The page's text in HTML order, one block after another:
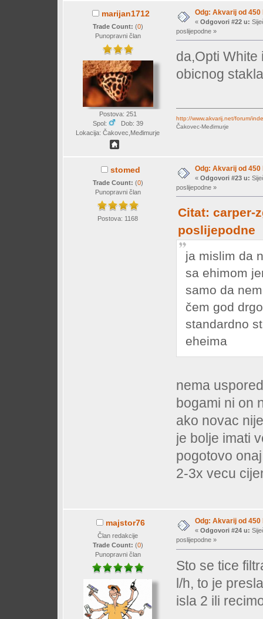
marijan1712
Trade Count: (0)
Punopravni član
Postova: 251
Spol:
Dob: 39
Lokacija: Čakovec,Međimurje
Odg: Akvarij od 450
« Odgovori #22 u:
poslijepodne »
da,Opti White
obicnog
http://www.akvarij.net/forum/
Čakovec-Međimurje
stomed
Trade Count: (0)
Punopravni član
Postova: 1168
Odg: Akvarij od 450
« Odgovori #23 u:
poslijepodne »
Citat: carper-
poslijepodne
ja mislim da
sa ehimom
samo da
čem god
standardno
eheima
nema
bogami ni on
ako novac
je bolje imati
pogotovo
2-3x vecu
majstor76
Član redakcije
Trade Count: (0)
Punopravni član
Odg: Akvarij od 450
« Odgovori #24 u:
poslijepodne »
Sto se tice
l/h, to je
isla 2 ili